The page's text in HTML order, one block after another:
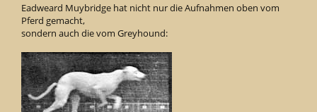
Eadweard Muybridge hat nicht nur die Aufnahmen oben vom
Pferd gemacht,
sondern auch die vom Greyhound: